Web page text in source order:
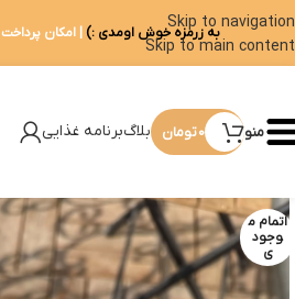
Skip to navigation
Skip to main content
به زرمزه خوش اومدی :) | امکان پرداخت ۴ مرحله‌ای با اسنپ‌پی
منو 0تومان بلاگبرنامه غذایی
اتمام م
وجود
ی